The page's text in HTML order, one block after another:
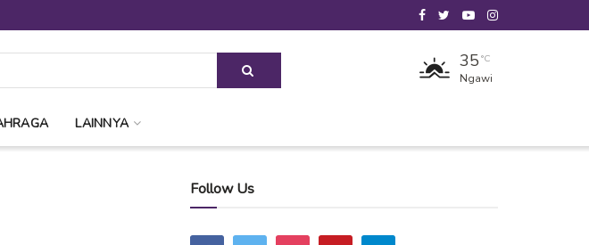
35 °C
Ngawi
LAINNYA
Follow Us